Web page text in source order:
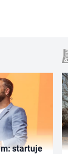
startuje